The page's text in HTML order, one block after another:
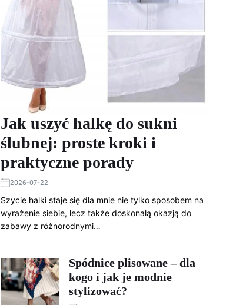
Jak uszyć halkę do sukni
ślubnej: proste kroki i
praktyczne porady
2026-07-22
Szycie halki staje się dla mnie nie tylko sposobem na
wyrażenie siebie, lecz także doskonałą okazją do
zabawy z różnorodnymi…
Spódnice plisowane – dla
kogo i jak je modnie
stylizować?